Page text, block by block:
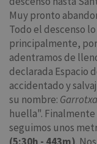
Muy pronto
Todo el descenso
principalmente,
adentramos de
declarada Espacio
accidentado y
su nombre: Garrotxa
huella".
seguimos unos